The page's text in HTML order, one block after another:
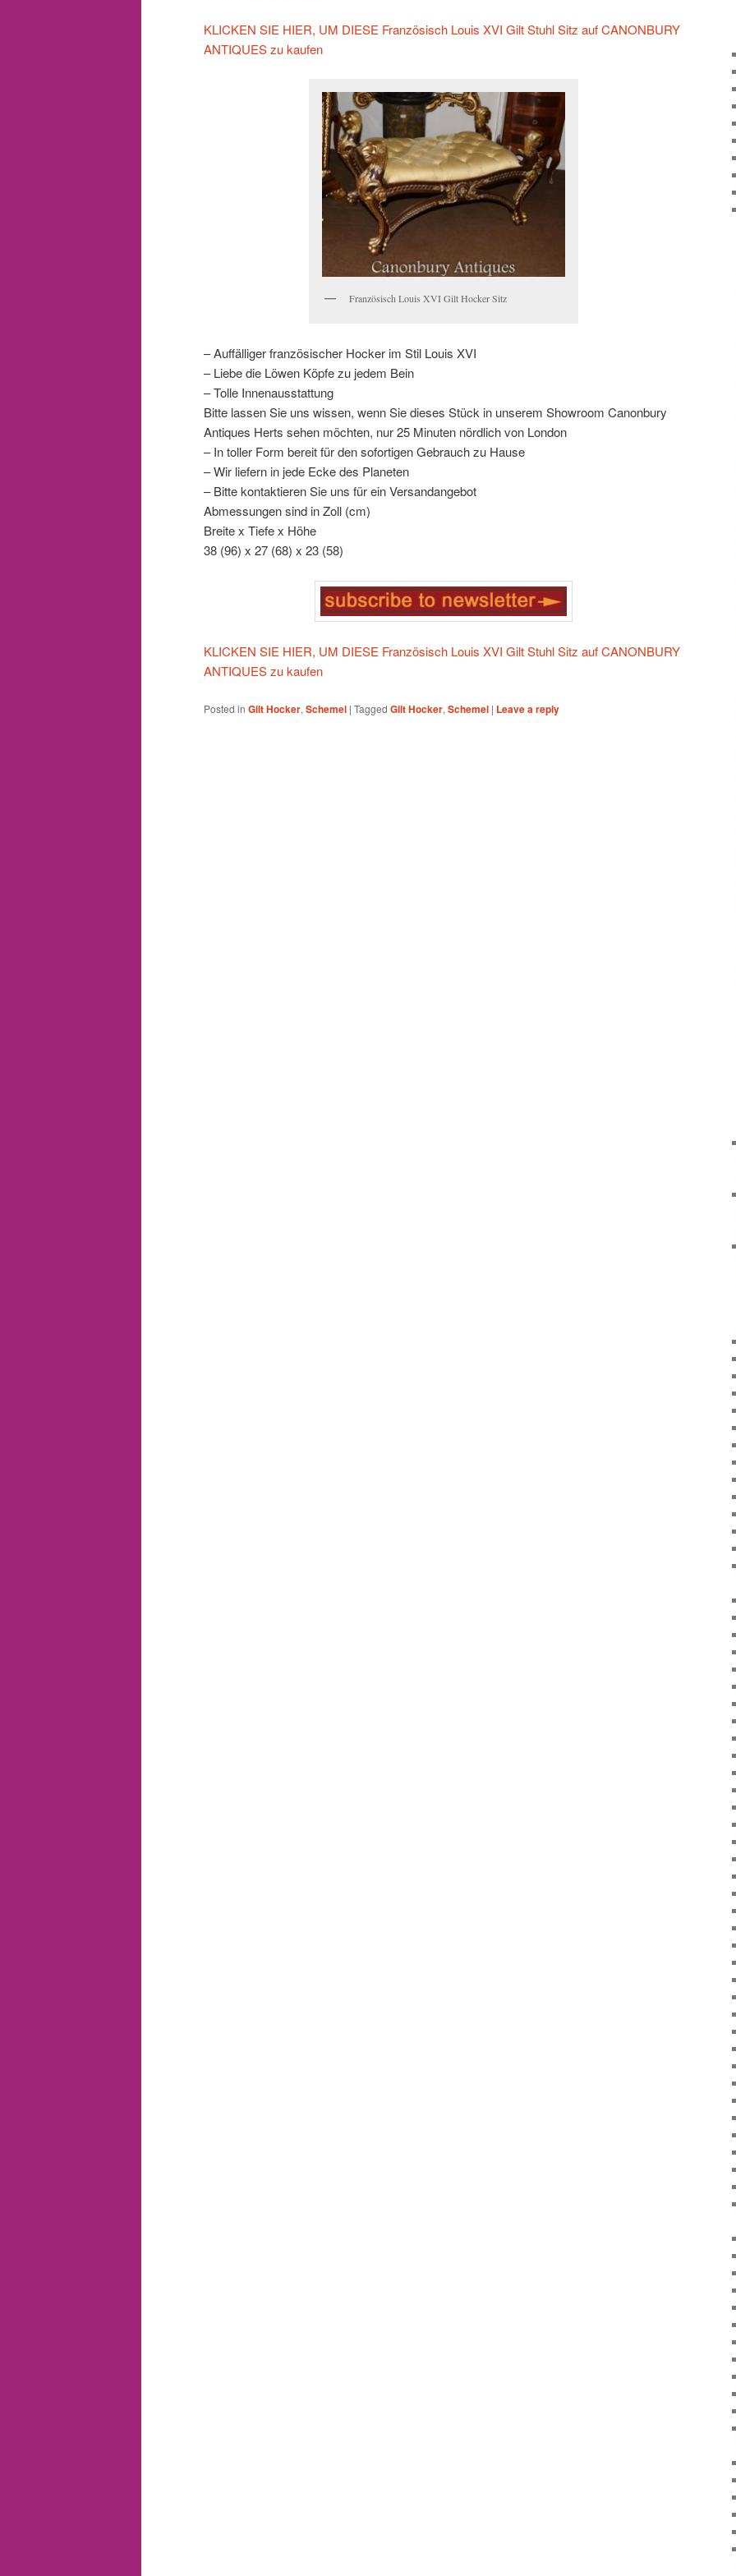
KLICKEN SIE HIER, UM DIESE Französisch Louis XVI Gilt Stuhl Sitz auf CANONBURY
ANTIQUES zu kaufen
Französisch Louis XVI Gilt Hocker Sitz
– Auffälliger französischer Hocker im Stil Louis XVI
– Liebe die Löwen Köpfe zu jedem Bein
– Tolle Innenausstattung
Bitte lassen Sie uns wissen, wenn Sie dieses Stück in unserem Showroom Canonbury
Antiques Herts sehen möchten, nur 25 Minuten nördlich von London
– In toller Form bereit für den sofortigen Gebrauch zu Hause
– Wir liefern in jede Ecke des Planeten
– Bitte kontaktieren Sie uns für ein Versandangebot
Abmessungen sind in Zoll (cm)
Breite x Tiefe x Höhe
38 (96) x 27 (68) x 23 (58)
KLICKEN SIE HIER, UM DIESE Französisch Louis XVI Gilt Stuhl Sitz auf CANONBURY
ANTIQUES zu kaufen
Posted in Gilt Hocker, Schemel | Tagged Gilt Hocker, Schemel | Leave a reply